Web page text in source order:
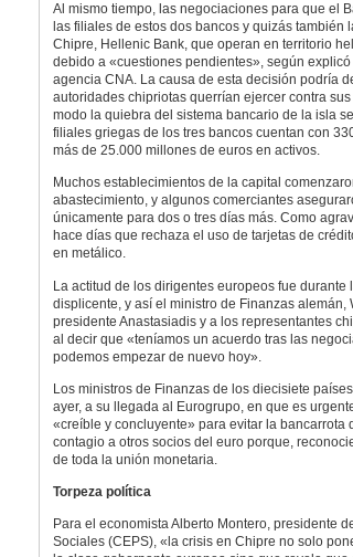
Al mismo tiempo, las negociaciones para que el
las filiales de estos dos bancos y quizás también
Chipre, Hellenic Bank, que operan en territorio
debido a «cuestiones pendientes», según
agencia CNA. La causa de esta decisión podría
autoridades chipriotas querrían ejercer contra
modo la quiebra del sistema bancario de la isla
filiales griegas de los tres bancos cuentan con
más de 25.000 millones de euros en activos.
Muchos establecimientos de la capital
abastecimiento, y algunos comerciantes
únicamente para dos o tres días más. Como
hace días que rechaza el uso de tarjetas de
en metálico.
La actitud de los dirigentes europeos fue durante
displicente, y así el ministro de Finanzas alemán,
presidente Anastasiadis y a los representantes
al decir que «teníamos un acuerdo tras las
podemos empezar de nuevo hoy».
Los ministros de Finanzas de los diecisiete
ayer, a su llegada al Eurogrupo, en que es
«creíble y concluyente» para evitar la bancarrota
contagio a otros socios del euro porque,
de toda la unión monetaria.
Torpeza política
Para el economista Alberto Montero, presidente
Sociales (CEPS), «la crisis en Chipre no solo